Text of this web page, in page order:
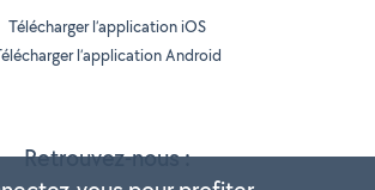
Retrouvez-nous :
Télécharger l’application iOS
l’application Android